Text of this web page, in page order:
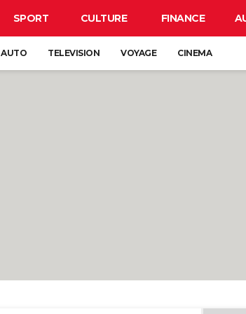
SPORT CULTURE FINANCE
AUTO TELEVISION VOYAGE CINEMA